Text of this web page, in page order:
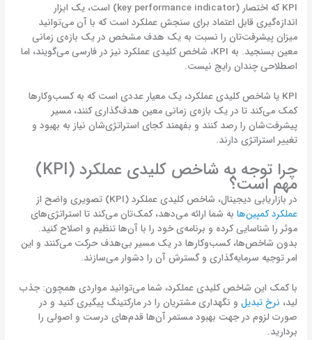
KPI که اختصار (key performance indicator) است، یک ابزار
اندازه‌گیری قابل اعتماد برای سنجش عملکرد است که با آن می‌توانید
میزان پیشرفت‌تان را نسبت به یک هدف مشخص در یک بازه‌ی زمانی
معین بسنجید. به KPI، شاخص کلیدی عملکرد نیز در فارسی می‌گویند، اما
اصطلاحی چندان رایج نیست.
KPI یا شاخص کلیدی عملکرد، یک معیار عددی است که به کسب‌وکارها
کمک می‌کند تا در یک بازه‌ی زمانی معین هدف‌گذاری کنند، مسیر
پیشرفت‌شان را رصد کنند و بفهمند کجای استراتژی‌شان نیاز به بهبود و
تغییر استراتژی دارند.
چرا توجه به شاخص کلیدی عملکرد (KPI)
مهم است؟
در بازاریابی دیجیتال، شاخص کلیدی عملکرد (KPI) تصویری واضح از
عملکرد کمپین‌ها به شما ارائه می‌دهد، کمک‌تان می‌کند تا استراتژی‌های
موثر را شناسایی کرده و برنامه‌ی خود را با آن‌ها تنظیم و اصلاح کنید.
بدون شاخص‌ها، کسب‌وکارها در یک مسیر بی‌هدف حرکت می‌کنند و این
امر توجیه سرمایه‌گذاری و گسترش آن را دشوار می‌سازند.
با کمک این شاخص کلیدی عملکرد، شما می‌توانید مواردی همچون: جذب
لید، نرخ تبدیل و نگهداری مشتریان را در مارکتینگ پیگیری کنید و در
صورت لزوم در جهت بهبود مستمر آن‌ها قدم‌های درست و اصولی را
بردارید.